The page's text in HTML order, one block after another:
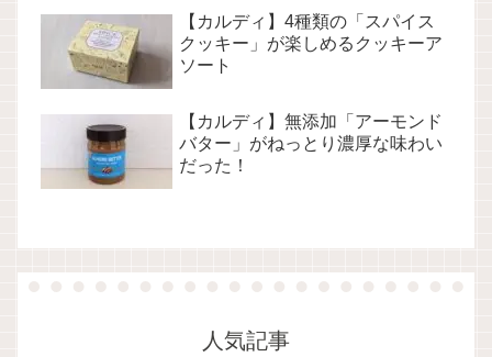
【カルディ】4種類の「スパイス
クッキー」が楽しめるクッキーア
ソート
【カルディ】無添加「アーモンド
バター」がねっとり濃厚な味わい
だった！
人気記事